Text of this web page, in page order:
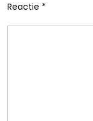
Reactie *